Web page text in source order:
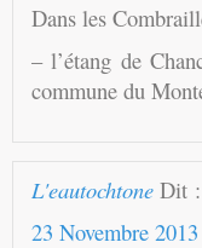
Dans les
– l’étang de
commune du
L'eautochtone Dit :
23 Novembre